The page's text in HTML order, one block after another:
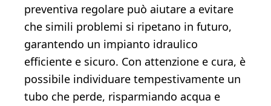
preventiva regolare può aiutare a evitare
che simili problemi si ripetano in futuro,
garantendo un impianto idraulico
efficiente e sicuro. Con attenzione e cura, è
possibile individuare tempestivamente un
tubo che perde, risparmiando acqua e